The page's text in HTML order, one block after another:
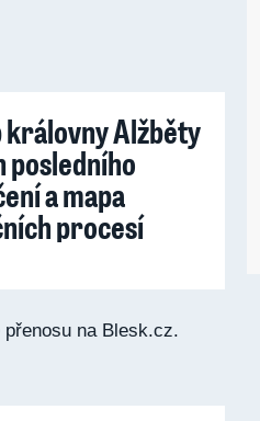
královny Alžběty
posledního
a mapa
procesí
na Blesk.cz.